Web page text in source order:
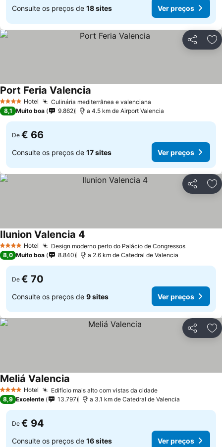
Consulte os preços de 18 sites Ver preços
Partilhar
4 EstrelasHotel Culinária mediterrânea e valenciana
Port Feria Valencia
8,1 Muito boa 9.862 a 4.5 km de Airport Valencia
De € 66
Consulte os preços de 17 sites Ver preços
Partilhar
4 EstrelasHotel Design moderno perto do Palácio de Congressos
Ilunion Valencia 4
8,0 Muito boa 8.840 a 2.6 km de Catedral de Valencia
De € 70
Consulte os preços de 9 sites Ver preços
Partilhar
4 EstrelasHotel Edifício mais alto com vistas da cidade
Meliá Valencia
8,9 Excelente 13.797 a 3.1 km de Catedral de Valencia
De € 94
Consulte os preços de 16 sites Ver preços